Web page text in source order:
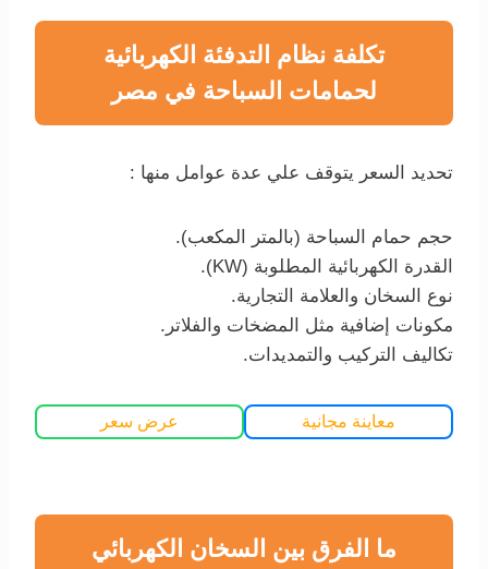
تكلفة نظام التدفئة الكهربائية
لحمامات السباحة في مصر
تحديد السعر يتوقف علي عدة عوامل منها :
حجم حمام السباحة (بالمتر المكعب).
القدرة الكهربائية المطلوبة (KW).
نوع السخان والعلامة التجارية.
مكونات إضافية مثل المضخات والفلاتر.
تكاليف التركيب والتمديدات.
معاينة مجانية عرض سعر
ما الفرق بين السخان الكهربائي